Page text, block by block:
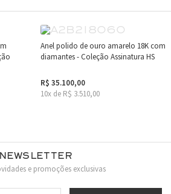
Anel polido de ouro amarelo 18K com
diamantes - Coleção Assinatura HS
R$ 35.100,00
10x de R$ 3.510,00
Newsletter
e promoções exclusivas